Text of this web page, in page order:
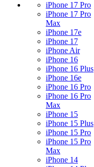
iPhone 17 Pro
iPhone 17 Pro
Max
iPhone 17e
iPhone 17
iPhone Air
iPhone 16
iPhone 16 Plus
iPhone 16e
iPhone 16 Pro
iPhone 16 Pro
Max
iPhone 15
iPhone 15 Plus
iPhone 15 Pro
iPhone 15 Pro
Max
iPhone 14